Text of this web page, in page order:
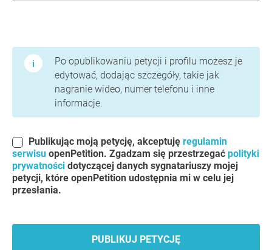
Po opublikowaniu petycji i profilu możesz je
edytować, dodając szczegóły, takie jak
nagranie wideo, numer telefonu i inne
informacje.
Publikując moją petycję, akceptuję regulamin
serwisu openPetition. Zgadzam się przestrzegać polityki
prywatności dotyczącej danych sygnatariuszy mojej
petycji, które openPetition udostępnia mi w celu jej
przesłania.
PUBLIKUJ PETYCJĘ